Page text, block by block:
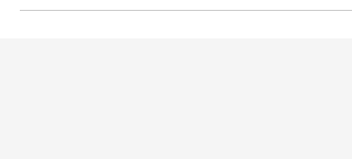
exige respeito ao rei